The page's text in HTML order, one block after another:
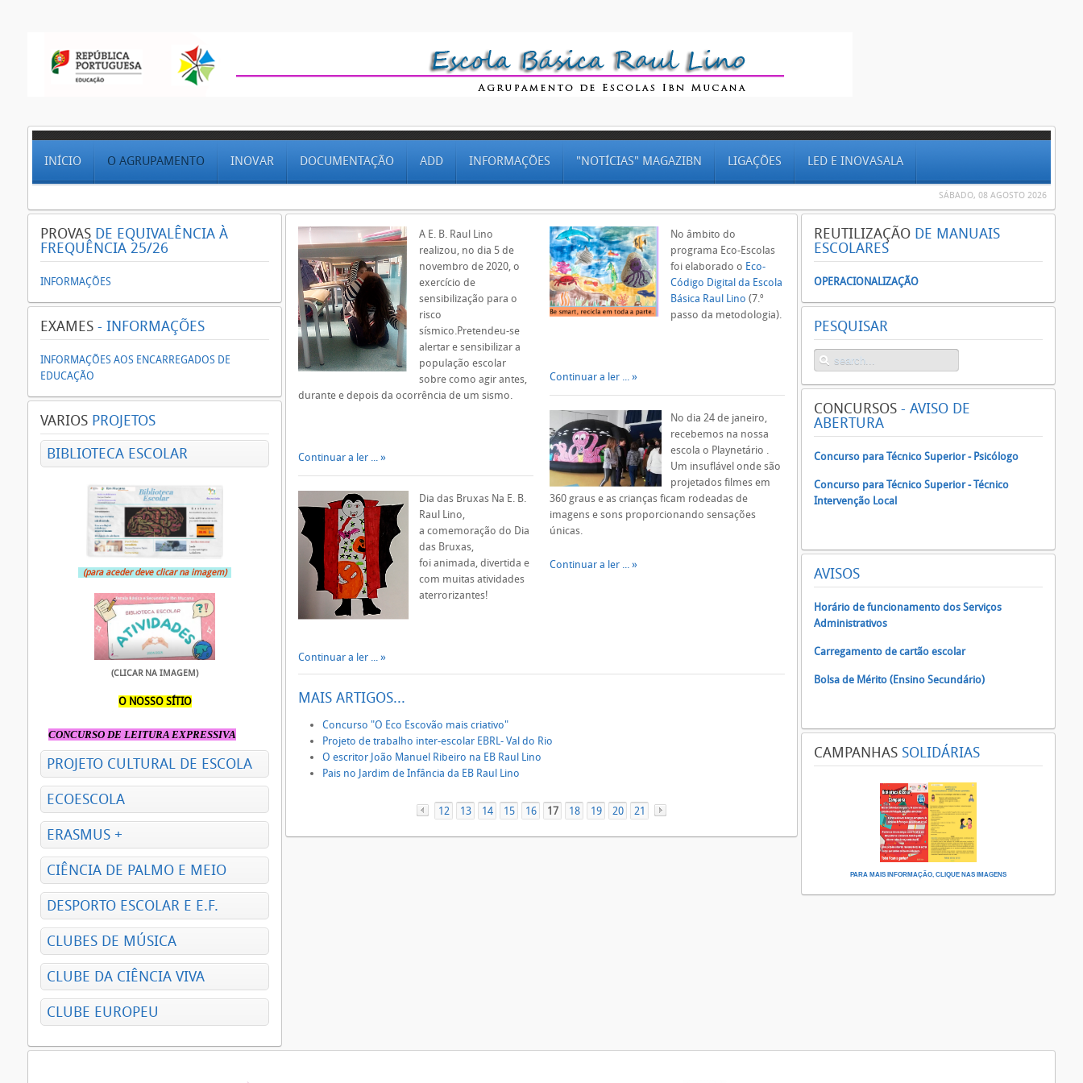
INÍCIO O AGRUPAMENTO INOVAR DOCUMENTAÇÃO ADD INFORMAÇÕES "NOTÍCIAS" MAGAZIBN LIGAÇÕES LED E INOVASALA
SÁBADO, 08 AGOSTO 2026
A E. B. Raul Lino
realizou, no dia 5 de
novembro de 2020, o
exercício de
sensibilização para o
risco
sísmico.Pretendeu-se
alertar e sensibilizar a
população escolar
sobre como agir antes,
durante e depois da ocorrência de um sismo.
Continuar a ler ...
Dia das Bruxas Na E. B.
Raul Lino,
a comemoração do Dia
das Bruxas,
foi animada, divertida e
com muitas atividades
aterrorizantes!
Continuar a ler ...
No âmbito do
programa Eco-Escolas
foi elaborado o Eco-
Código Digital da Escola
Básica Raul Lino (7.º
passo da metodologia).
Continuar a ler ...
No dia 24 de janeiro,
recebemos na nossa
escola o Playnetário .
Um insuflável onde são
projetados filmes em
360 graus e as crianças ficam rodeadas de
imagens e sons proporcionando sensações
únicas.
Continuar a ler ...
MAIS ARTIGOS...
Concurso "O Eco Escovão mais criativo"
Projeto de trabalho inter-escolar EBRL- Val do Rio
O escritor João Manuel Ribeiro na EB Raul Lino
Pais no Jardim de Infância da EB Raul Lino
«
12 13 14 15 16 17 18 19 20 21
PROVAS DE EQUIVALÊNCIA À
FREQUÊNCIA 25/26
INFORMAÇÕES
EXAMES - INFORMAÇÕES
INFORMAÇÕES AOS ENCARREGADOS DE
EDUCAÇÃO
VARIOS PROJETOS
BIBLIOTECA ESCOLAR
(para aceder deve clicar na imagem)
(CLICAR NA IMAGEM)
O NOSSO SÍTIO
CONCURSO DE LEITURA EXPRESSIVA
PROJETO CULTURAL DE ESCOLA
ECOESCOLA
ERASMUS +
CIÊNCIA DE PALMO E MEIO
DESPORTO ESCOLAR E E.F.
CLUBES DE MÚSICA
CLUBE DA CIÊNCIA VIVA
CLUBE EUROPEU
REUTILIZAÇÃO DE MANUAIS
ESCOLARES
OPERACIONALIZAÇÃO
PESQUISAR
CONCURSOS - AVISO DE
ABERTURA
Concurso para Técnico Superior - Psicólogo
Concurso para Técnico Superior - Técnico
Intervenção Local
AVISOS
Horário de funcionamento dos Serviços
Administrativos
Carregamento de cartão escolar
Bolsa de Mérito (Ensino Secundário)
CAMPANHAS SOLIDÁRIAS
PARA MAIS INFORMAÇÃO, CLIQUE NAS IMAGENS